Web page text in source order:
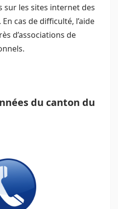
les sites internet des
cas de difficulté, l’aide
d’associations de
du canton du